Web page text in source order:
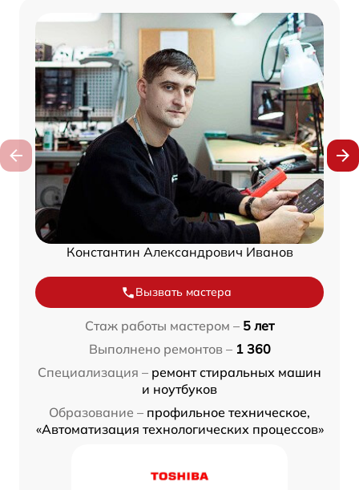
Константин Александрович Иванов
Вызвать мастера
Стаж работы мастером – 5 лет
Выполнено ремонтов – 1 360
Специализация – ремонт стиральных машин
и ноутбуков
Образование – профильное техническое,
«Автоматизация технологических процессов»